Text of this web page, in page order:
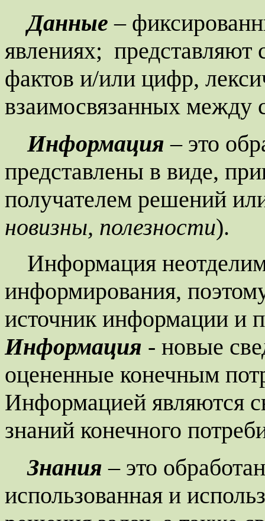
Данные –
явлениях; представляют
фактов и/или цифр,
взаимосвязанных между
Информация– это
представлены в виде,
получателем решений
новизны, полезности).
Информация
информирования,
источник информации и
Информация - новые
оцененные конечным
Информацией являются
знаний конечного
Знания – это
использованная и